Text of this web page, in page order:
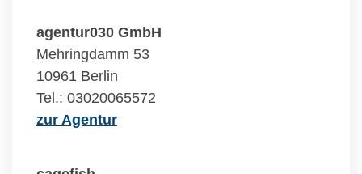
agentur030 GmbH
Mehringdamm 53
10961 Berlin
Tel.: 03020065572
zur Agentur